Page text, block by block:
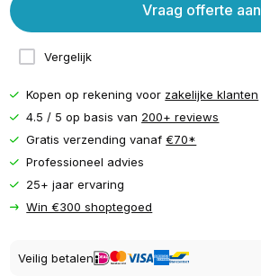
Vergelijk
Vraag offerte aan
Kopen op rekening voor zakelijke klanten
4.5 / 5 op basis van 200+ reviews
Gratis verzending vanaf€70*
Professioneel advies
25+ jaar ervaring
Win €300 shoptegoed
Veilig betalen